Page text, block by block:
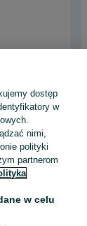
dostęp
w
nimi,
polityki
partnerom
w celu